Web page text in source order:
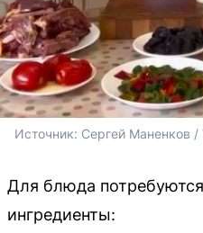
Источник: Сергей Маненков /
Для блюда
ингредиенты: